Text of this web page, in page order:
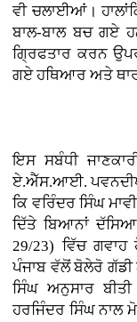
ਵੀ ਚਲਾਈਆਂ।
ਬਾਲ-ਬਾਲ ਬਚ ਗਏ
ਗ੍ਰਿਫਤਾਰ ਕਰਨ
ਗਏ ਹਥਿਆਰ ਅਤੇ
ਇਸ ਸਬੰਧੀ
ਏ.ਐੱਸ.ਆਈ.
ਕਿ ਵਰਿੰਦਰ ਸਿੰਘ
ਦਿੱਤੇ ਬਿਆਨਾਂ
29/23) ਵਿੱਚ
ਪੰਜਾਬ ਵੱਲੋਂ ਬੋਲੇਰੋ
ਸਿੰਘ ਅਨੁਸਾਰ
ਹਰਜਿੰਦਰ ਸਿੰਘ ਨਾਲ